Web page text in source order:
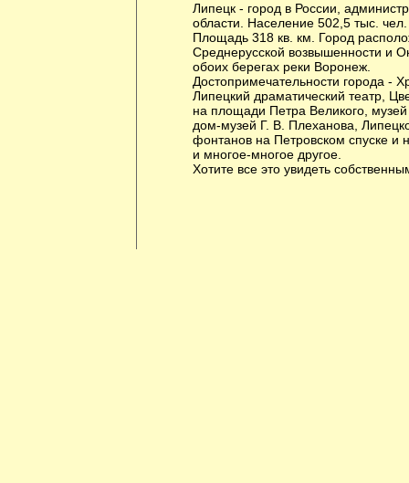
Липецк - город в России,
области. Население 502,5 тыс.
Площадь 318 кв. км. Город
Среднерусской возвышенности и
обоих берегах реки Воронеж.
Достопримечательности города -
Липецкий драматический театр,
на площади Петра Великого,
дом-музей Г. В. Плеханова,
фонтанов на Петровском спуске и
и многое-многое другое.
Хотите все это увидеть